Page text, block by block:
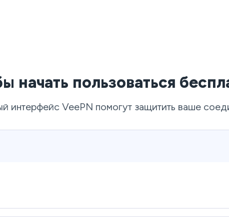
начать пользоваться
интерфейс VeePN помогут защитить ваше